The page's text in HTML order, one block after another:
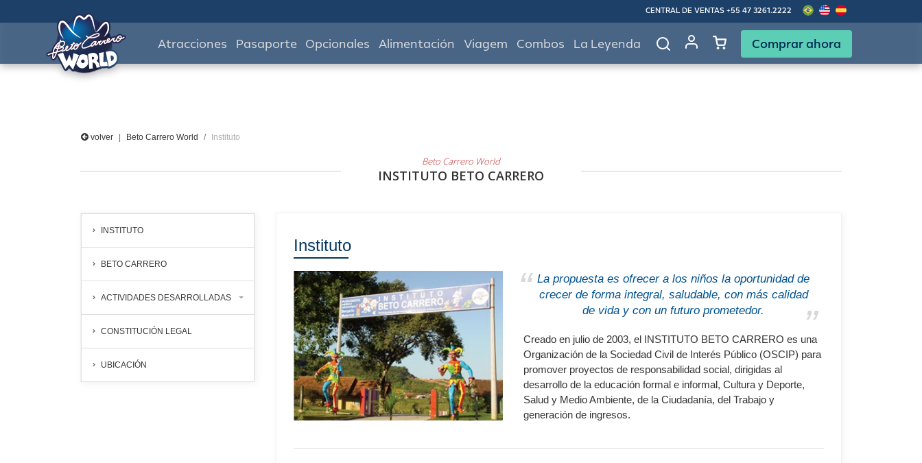
CENTRAL DE VENTAS +55 47 3261.2222
Atracciones Pasaporte Opcionales Alimentación Viagem Combos La Leyenda Comprar ahora
volver Beto Carrero World Instituto
Beto Carrero World
INSTITUTO BETO CARRERO
INSTITUTO
BETO CARRERO
ACTIVIDADES DESARROLLADAS
CONSTITUCIÓN LEGAL
UBICACIÓN
Instituto
La propuesta es ofrecer a los niños la oportunidad de
crecer de forma integral, saludable, con más calidad
de vida y con un futuro prometedor.
Creado en julio de 2003, el INSTITUTO BETO CARRERO es una
Organización de la Sociedad Civil de Interés Público (OSCIP) para
promover proyectos de responsabilidad social, dirigidas al
desarrollo de la educación formal e informal, Cultura y Deporte,
Salud y Medio Ambiente, de la Ciudadanía, del Trabajo y
generación de ingresos.